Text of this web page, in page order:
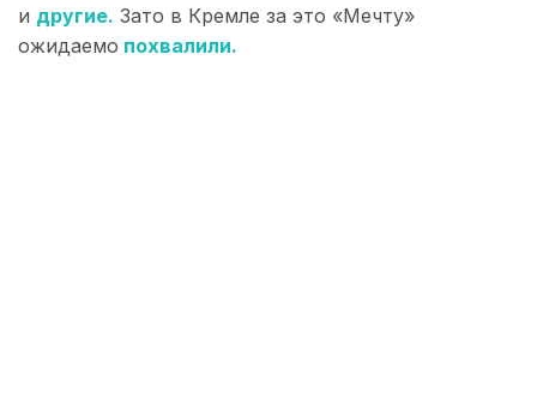
и другие. Зато в Кремле за это «Мечту»
ожидаемо похвалили.